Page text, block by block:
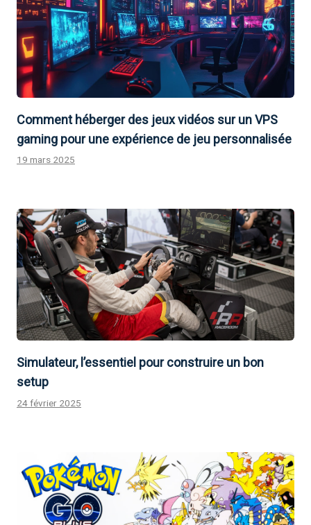
Comment héberger des jeux vidéos sur un VPS
gaming pour une expérience de jeu personnalisée
19 mars 2025
Simulateur, l’essentiel pour construire un bon
setup
24 février 2025